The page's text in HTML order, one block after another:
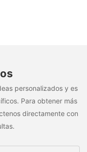
personalizados y es
Para obtener más
directamente con